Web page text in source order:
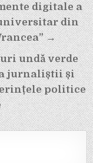
digitale a
din
→
undă verde
jurnaliștii și
politice